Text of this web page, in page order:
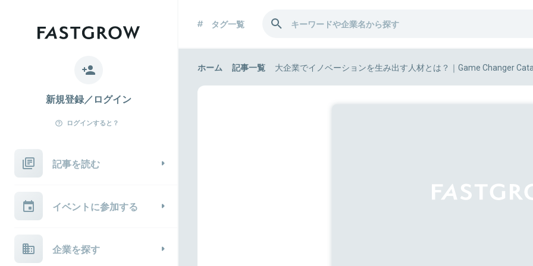
新規登録／ログイン
ログインすると？
記事を読む
イベントに参加する
企業を探す
タグ一覧
ホーム 記事一覧 大企業でイノベーションを生み出す人材とは？｜Game Changer